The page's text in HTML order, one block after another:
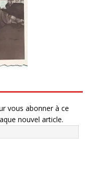
vous abonner à ce
nouvel article.